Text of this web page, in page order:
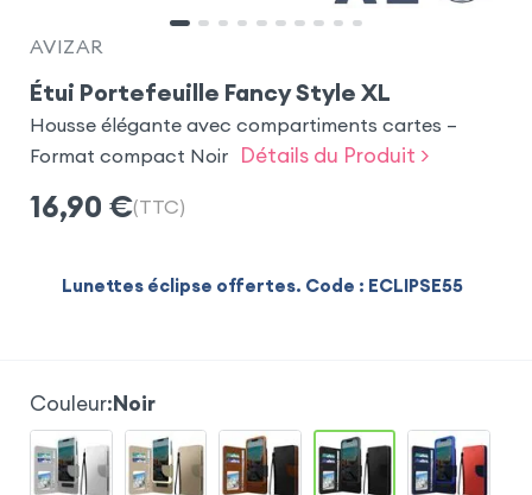
AVIZAR
Étui Portefeuille Fancy Style XL
Housse élégante avec compartiments cartes –
Format compact Noir
Détails du Produit >
16,90 €(TTC)
Lunettes éclipse offertes. Code : ECLIPSE55
Couleur:Noir